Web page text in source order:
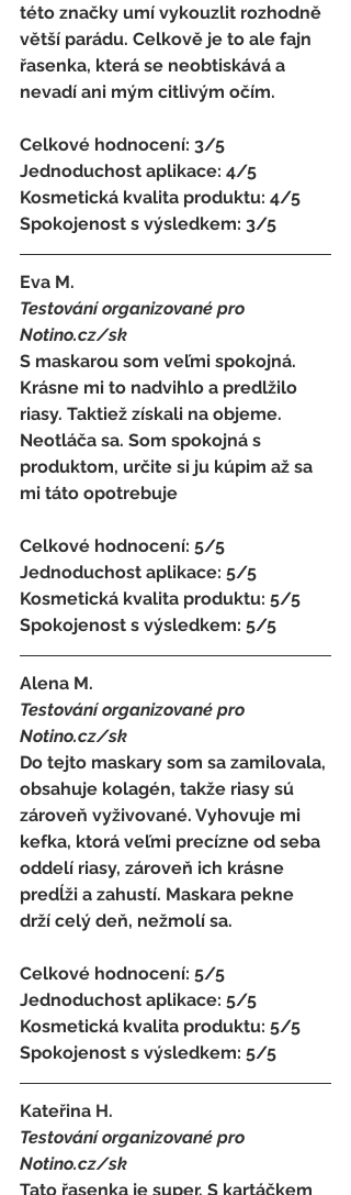
této značky umí vykouzlit rozhodně
větší parádu. Celkově je to ale fajn
řasenka, která se neobtiskává a
nevadí ani mým citlivým očím.
Celkové hodnocení: 3/5
Jednoduchost aplikace: 4/5
Kosmetická kvalita produktu: 4/5
Spokojenost s výsledkem: 3/5
Eva M.
Testování organizované pro
Notino.cz/sk
S maskarou som veľmi spokojná.
Krásne mi to nadvihlo a predlžilo
riasy. Taktiež získali na objeme.
Neotláča sa. Som spokojná s
produktom, určite si ju kúpim až sa
mi táto opotrebuje
Celkové hodnocení: 5/5
Jednoduchost aplikace: 5/5
Kosmetická kvalita produktu: 5/5
Spokojenost s výsledkem: 5/5
Alena M.
Testování organizované pro
Notino.cz/sk
Do tejto maskary som sa zamilovala,
obsahuje kolagén, takže riasy sú
zároveň vyživované. Vyhovuje mi
kefka, ktorá veľmi precízne od seba
oddelí riasy, zároveň ich krásne
predĺži a zahustí. Maskara pekne
drží celý deň, nežmolí sa.
Celkové hodnocení: 5/5
Jednoduchost aplikace: 5/5
Kosmetická kvalita produktu: 5/5
Spokojenost s výsledkem: 5/5
Kateřina H.
Testování organizované pro
Notino.cz/sk
Tato řasenka je super. S kartáčkem